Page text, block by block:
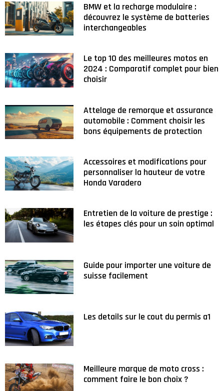
BMW et la recharge modulaire :
découvrez le système de batteries
interchangeables
Le top 10 des meilleures motos en
2024 : Comparatif complet pour bien
choisir
Attelage de remorque et assurance
automobile : Comment choisir les
bons équipements de protection
Accessoires et modifications pour
personnaliser la hauteur de votre
Honda Varadero
Entretien de la voiture de prestige :
les étapes clés pour un soin optimal
Guide pour importer une voiture de
suisse facilement
Les details sur le cout du permis a1
Meilleure marque de moto cross :
comment faire le bon choix ?